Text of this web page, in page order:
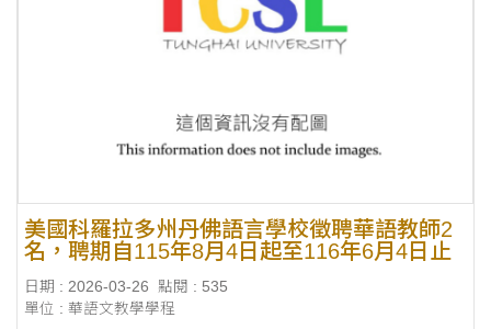
美國科羅拉多州丹佛語言學校徵聘華語教師2
名，聘期自115年8月4日起至116年6月4日止
日期 : 2026-03-26
點閱 : 535
單位 : 華語文教學學程